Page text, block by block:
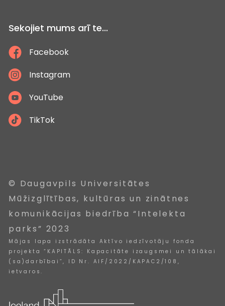
Sekojiet mums arī te...
Facebook
Instagram
YouTube
TikTok
© Daugavpils Universitātes
Mūžizglītības, kultūras un zinātnes
komunikācijas biedrība “Intelekta
parks” 2023
Mājas lapa izstrādāta Aktīvo iedzīvotāju fonda
projekta “KAPITĀLS: Kapacitāte izaugsmei un tālākai
(sa)darbībai”, ID Nr. AIF/2022/KAPAC2/108,
ietvaros.